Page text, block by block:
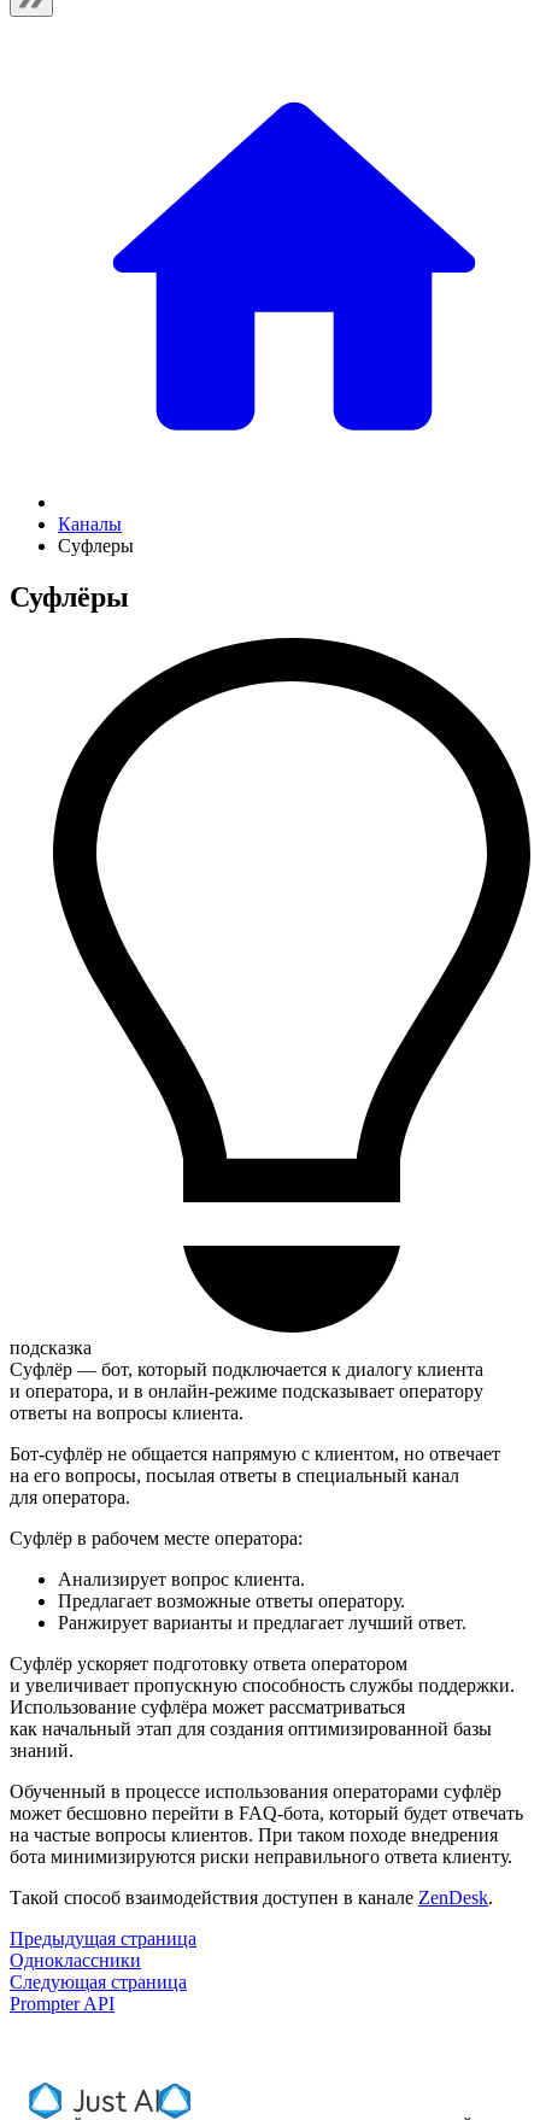
Каналы
Суфлеры
Суфлёры
подсказка
Суфлёр — бот, который подключается к диалогу клиента
и оператора, и в онлайн-режиме подсказывает оператору
ответы на вопросы клиента.
Бот-суфлёр не общается напрямую с клиентом, но отвечает
на его вопросы, посылая ответы в специальный канал
для оператора.
Суфлёр в рабочем месте оператора:
Анализирует вопрос клиента.
Предлагает возможные ответы оператору.
Ранжирует варианты и предлагает лучший ответ.
Суфлёр ускоряет подготовку ответа оператором
и увеличивает пропускную способность службы поддержки.
Использование суфлёра может рассматриваться
как начальный этап для создания оптимизированной базы
знаний.
Обученный в процессе использования операторами суфлёр
может бесшовно перейти в FAQ-бота, который будет отвечать
на частые вопросы клиентов. При таком походе внедрения
бота минимизируются риски неправильного ответа клиенту.
Такой способ взаимодействия доступен в канале ZenDesk.
Предыдущая страница
Одноклассники
Следующая страница
Prompter API